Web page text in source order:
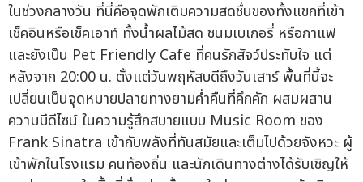
ในช่วงกลางวัน ที่นี่คือจุดพักเติมความสดชื่นของทั้งแขกที่เข้า
เช็คอินหรือเช็คเอาท์ ทั้งน้ำผลไม้สด ชนมเบเกอรี่ หรือกาแฟ
และยังเป็น Pet Friendly Cafe ที่คนรักสัจว์ประทับใจ แต่
หลังจาก 20:00 น. ตั้งแต่วันพฤหัสบดีถึงวันเสาร์ พื้นที่นี้จะ
เปลี่ยนเป็นจุดหมายปลายทางยามค่ำคืนที่คึกคัก ผสมผสาน
ความมีดีไซน์ ในความรู้สึกสบายแบบ Music Room ของ
Frank Sinatra เข้ากับพลังที่ทันสมัยและเต็มไปด้วยจังหวะ ผู้
เข้าพักในโรงแรม คนท้องถิ่น และนักเดินทางต่างได้รับเชิญให้